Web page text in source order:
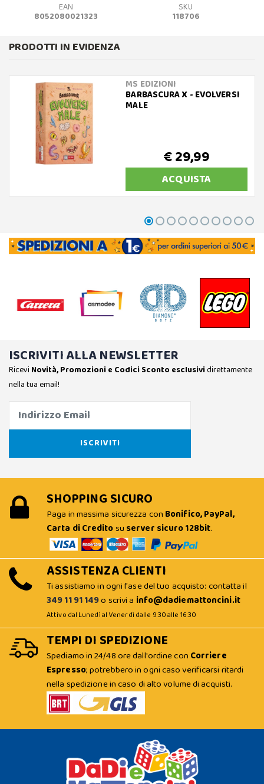
EAN
8052080021323
SKU
118706
PRODOTTI IN EVIDENZA
MS EDIZIONI
BARBASCURA X - EVOLVERSI
MALE
€ 29,99
ACQUISTA
ISCRIVITI ALLA NEWSLETTER
Ricevi Novità, Promozioni e Codici Sconto esclusividirettamente
nella tua email!
SHOPPING SICURO
Paga in massima sicurezza con Bonifico, PayPal,
Carta di Creditosu server sicuro 128bit.
ASSISTENZA CLIENTI
Ti assistiamo in ogni fase del tuo acquisto: contatta il
349 11 91 149o scrivi a info@dadiemattoncini.it
Attivo dal Lunedì al Venerdì dalle 9:30 alle 16:30
TEMPI DI SPEDIZIONE
Spediamo in 24/48 ore dall'ordine con Corriere
Espresso; potrebbero in ogni caso verificarsi ritardi
nella spedizione in caso di alto volume di acquisti.